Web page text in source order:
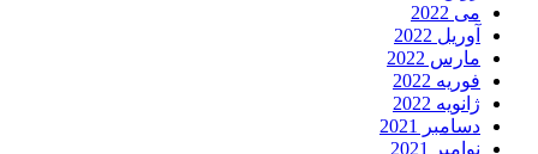
می 2022
آوریل 2022
مارس 2022
فوریه 2022
ژانویه 2022
دسامبر 2021
نوامبر 2021